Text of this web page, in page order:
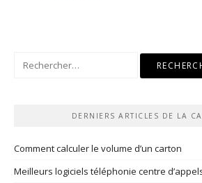
Rechercher :
DERNIERS ARTICLES DE LA
Comment calculer le volume d’un carton
Meilleurs logiciels téléphonie centre